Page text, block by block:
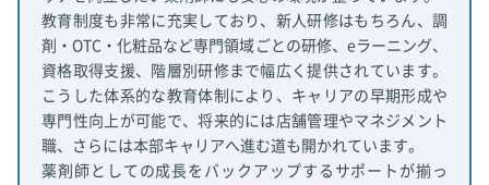
教育制度も非常に充実しており、新人研修はもちろん、調
剤・OTC・化粧品など専門領域ごとの研修、eラーニング、
資格取得支援、階層別研修まで幅広く提供されています。
こうした体系的な教育体制により、キャリアの早期形成や
専門性向上が可能で、将来的には店舗管理やマネジメント
職、さらには本部キャリアへ進む道も開かれています。
薬剤師としての成長をバックアップするサポートが揃っ